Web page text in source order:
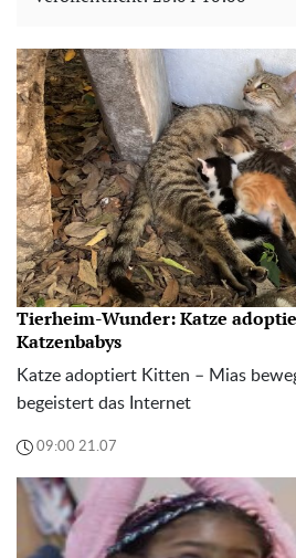
Tierheim-Wunder: Katze
Katzenbabys
Katze adoptiert Kitten – Mias
begeistert das Internet
09:00 21.07